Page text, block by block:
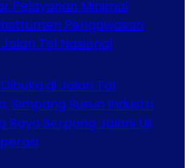
Pelayanan Minimal
Pengawasan
Tol Nasional
di Jalan Tol
Simpang Susun Industri
Serpong Jalani Uji